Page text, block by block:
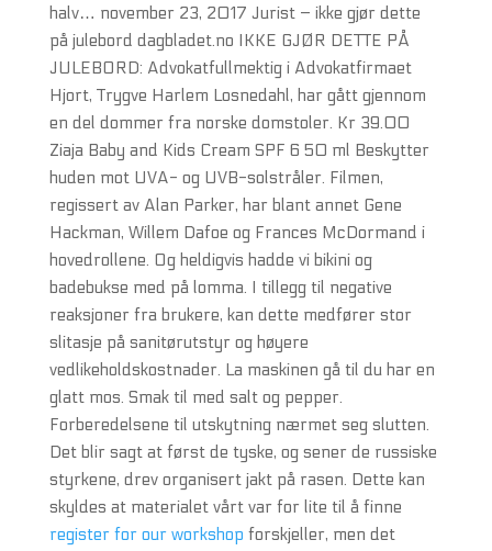
halv… november 23, 2017 Jurist – ikke gjør dette
på julebord dagbladet.no IKKE GJØR DETTE PÅ
JULEBORD: Advokatfullmektig i Advokatfirmaet
Hjort, Trygve Harlem Losnedahl, har gått gjennom
en del dommer fra norske domstoler. Kr 39.00
Ziaja Baby and Kids Cream SPF 6 50 ml Beskytter
huden mot UVA- og UVB-solstråler. Filmen,
regissert av Alan Parker, har blant annet Gene
Hackman, Willem Dafoe og Frances McDormand i
hovedrollene. Og heldigvis hadde vi bikini og
badebukse med på lomma. I tillegg til negative
reaksjoner fra brukere, kan dette medfører stor
slitasje på sanitørutstyr og høyere
vedlikeholdskostnader. La maskinen gå til du har en
glatt mos. Smak til med salt og pepper.
Forberedelsene til utskytning nærmet seg slutten.
Det blir sagt at først de tyske, og sener de russiske
styrkene, drev organisert jakt på rasen. Dette kan
skyldes at materialet vårt var for lite til å finne
register for our workshop forskjeller, men det